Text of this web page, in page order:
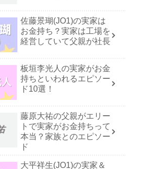
佐藤景瑚(JO1)の実家は
お金持ち？実家は工場を
経営していて父親が社長
板垣李光人の実家がお金
持ちといわれるエピソー
ド10選！
藤原大祐の父親がエリー
トで実家がお金持ちって
本当？家族とのエピソー
ド
大平祥生(JO1)の実家＆